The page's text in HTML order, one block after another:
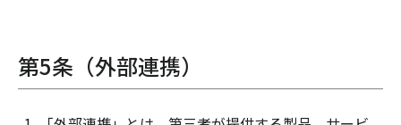
第5条（外部連携）